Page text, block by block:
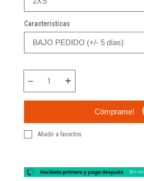
Caracteristicas
Cómprame!
Añadir a favoritos